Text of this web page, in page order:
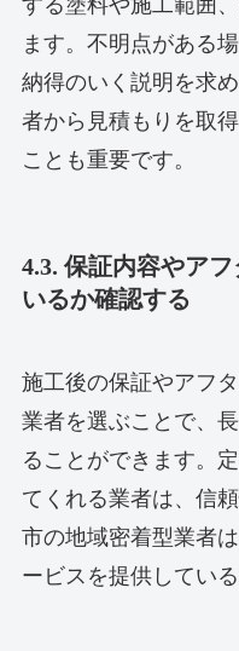
ます。不明点がある
納得のいく説明を求
者から見積もりを取
ことも重要です。
4.3. 保証内容やア
いるか確認する
施工後の保証やアフ
業者を選ぶことで、
ることができます。
てくれる業者は、信
市の地域密着型業者
ービスを提供してい